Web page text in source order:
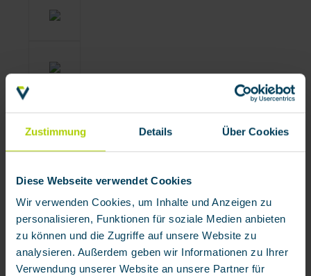
Zustimmung Details Über Cookies
Diese Webseite verwendet Cookies
Wir verwenden Cookies, um Inhalte und Anzeigen zu
personalisieren, Funktionen für soziale Medien anbieten
zu können und die Zugriffe auf unsere Website zu
analysieren. Außerdem geben wir Informationen zu Ihrer
Verwendung unserer Website an unsere Partner für